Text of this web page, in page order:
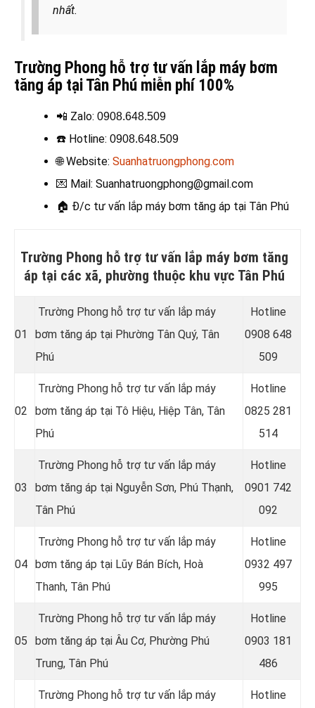
nhất.
Trường Phong hỗ trợ tư vấn lắp máy bơm
tăng áp tại Tân Phú miễn phí 100%
📲 Zalo: 0908.648.509
☎️ Hotline: 0908.648.509
🌐 Website: Suanhatruongphong.com
💌 Mail: Suanhatruongphong@gmail.com
🏠 Đ/c tư vấn lắp máy bơm tăng áp tại Tân Phú
Trường Phong hỗ trợ tư vấn lắp máy bơm tăng
áp tại các xã, phường thuộc khu vực Tân Phú
01
Trường Phong hỗ trợ tư vấn lắp máy
bơm tăng áp tại Phường Tân Quý, Tân
Phú
Hotline
0908 648
509
02
Trường Phong hỗ trợ tư vấn lắp máy
bơm tăng áp tại Tô Hiệu, Hiệp Tân, Tân
Phú
Hotline
0825 281
514
03
Trường Phong hỗ trợ tư vấn lắp máy
bơm tăng áp tại Nguyễn Sơn, Phú Thạnh,
Tân Phú
Hotline
0901 742
092
04
Trường Phong hỗ trợ tư vấn lắp máy
bơm tăng áp tại Lũy Bán Bích, Hoà
Thanh, Tân Phú
Hotline
0932 497
995
05
Trường Phong hỗ trợ tư vấn lắp máy
bơm tăng áp tại Âu Cơ, Phường Phú
Trung, Tân Phú
Hotline
0903 181
486
Trường Phong hỗ trợ tư vấn lắp máy
Hotline